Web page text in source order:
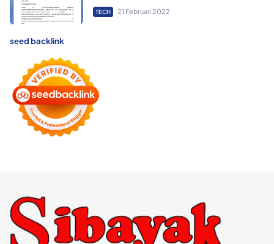
TECH 21 Februari 2022
seed backlink